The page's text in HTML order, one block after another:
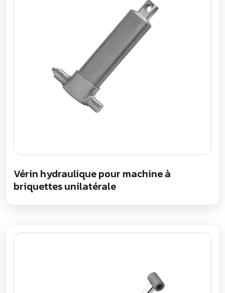
Vérin hydraulique pour machine à
briquettes unilatérale